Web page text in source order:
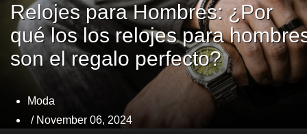
Relojes para Hombres: ¿Por
qué los los relojes para
son el regalo perfecto?
Moda
/ November 06, 2024